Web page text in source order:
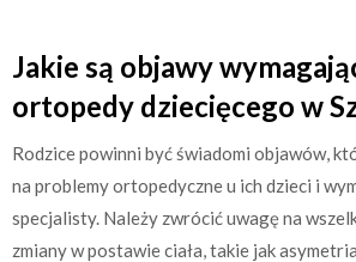
Jakie są objawy
ortopedy dziecięcego w
Rodzice powinni być świadomi objawów,
na problemy ortopedyczne u ich dzieci i
specjalisty. Należy zwrócić uwagę na
zmiany w postawie ciała, takie jak